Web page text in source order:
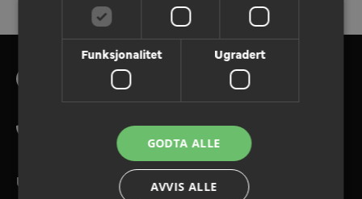
UTVALGTE TJENESTER
Funksjonalitet Ugradert
GODTA ALLE
AVVIS ALLE